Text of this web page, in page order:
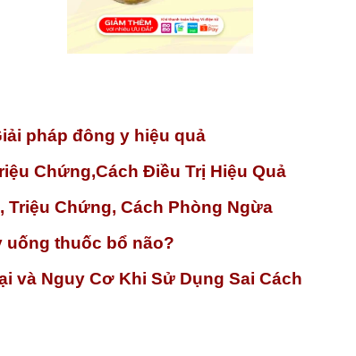
pháp đông y hiệu quả
Chứng,Cách Điều Trị Hiệu Quả
Chứng, Cách Phòng Ngừa
uống thuốc bổ não?
và Nguy Cơ Khi Sử Dụng Sai Cách